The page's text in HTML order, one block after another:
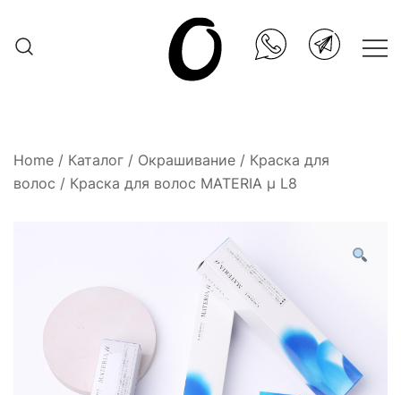
content
Home / Каталог / Окрашивание / Краска для
волос / Краска для волос MATERIA µ L8